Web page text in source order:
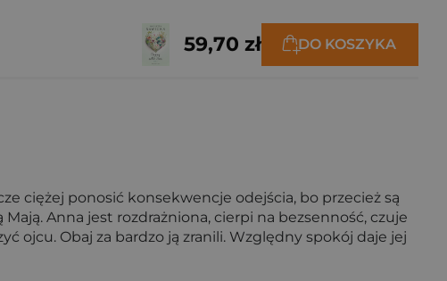
59,70 zł DO KOSZYKA
ciężej ponosić konsekwencje odejścia, bo przecież są
Anna jest rozdrażniona, cierpi na bezsenność, czuje
ojcu. Obaj za bardzo ją zranili. Względny spokój daje jej